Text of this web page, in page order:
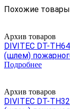
Похожие товары
Архив товаров
DIVITEC DT-
(шлем)
Подробнее
Архив товаров
DIVITEC DT-